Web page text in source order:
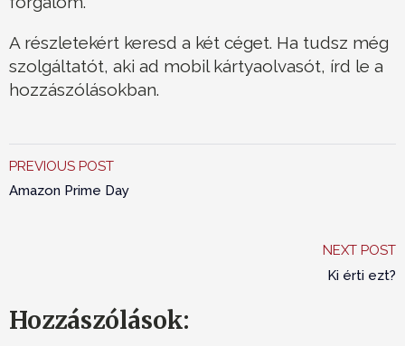
A részletekért keresd a két céget. Ha tudsz még
szolgáltatót, aki ad mobil kártyaolvasót, írd le a
hozzászólásokban.
PREVIOUS POST
Amazon Prime Day
NEXT POST
Ki érti ezt?
Hozzászólások: